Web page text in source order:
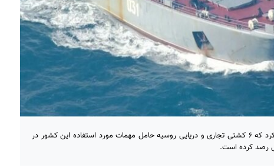
وزارت دفاع انگلیس امروز اعلام کرد که ۶ کشتی تجاری و دریایی روسیه حامل مهمات مورد استفاده این کشور در
رصد کرده است.